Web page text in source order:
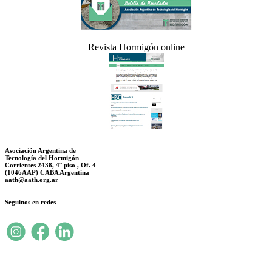
Revista Hormigón online
Asociación Argentina de
Tecnología del Hormigón
Corrientes 2438, 4° piso , Of. 4
(1046AAP) CABA Argentina
aath@aath.org.ar
Seguinos en redes